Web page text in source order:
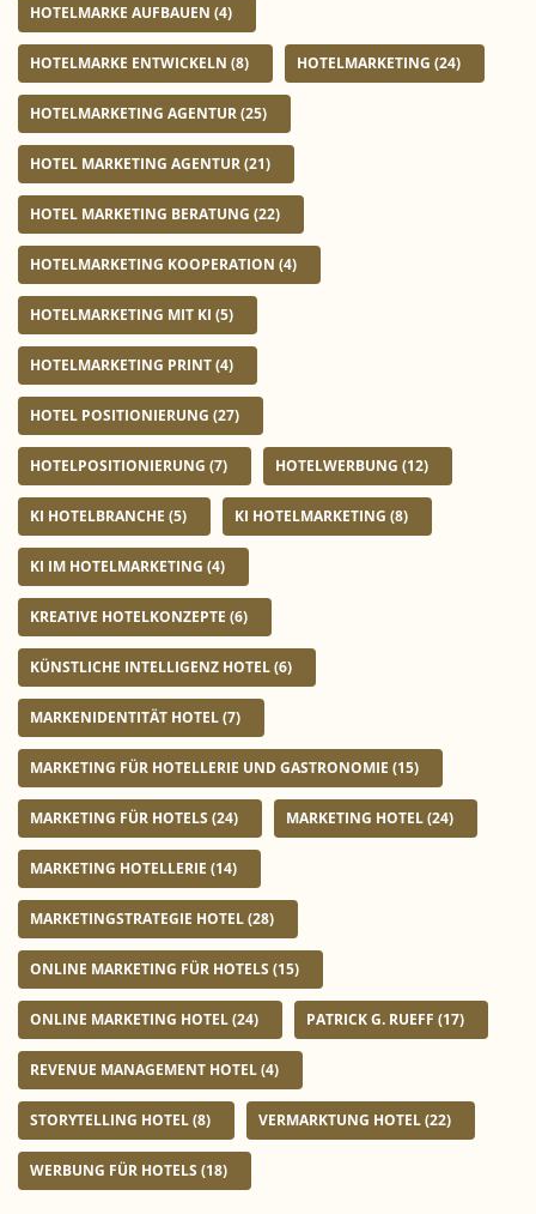
HOTELMARKE AUFBAUEN (4)
HOTELMARKE ENTWICKELN (8) HOTELMARKETING (24)
HOTELMARKETING AGENTUR(25)
HOTEL MARKETING AGENTUR(21)
HOTEL MARKETING BERATUNG (22)
HOTELMARKETING KOOPERATION (4)
HOTELMARKETING MIT KI (5)
HOTELMARKETING PRINT(4)
HOTEL POSITIONIERUNG (27)
HOTELPOSITIONIERUNG (7) HOTELWERBUNG (12)
KI HOTELBRANCHE (5) KI HOTELMARKETING (8)
KI IM HOTELMARKETING (4)
KREATIVE HOTELKONZEPTE (6)
KÜNSTLICHE INTELLIGENZ HOTEL(6)
MARKENIDENTITÄT HOTEL(7)
MARKETING FÜR HOTELLERIE UND GASTRONOMIE (15)
MARKETING FÜR HOTELS (24) MARKETING HOTEL(24)
MARKETING HOTELLERIE (14)
MARKETINGSTRATEGIE HOTEL(28)
ONLINE MARKETING FÜR HOTELS (15)
ONLINE MARKETING HOTEL(24) PATRICK G. RUEFF (17)
REVENUE MANAGEMENT HOTEL(4)
STORYTELLING HOTEL(8) VERMARKTUNG HOTEL(22)
WERBUNG FÜR HOTELS (18)